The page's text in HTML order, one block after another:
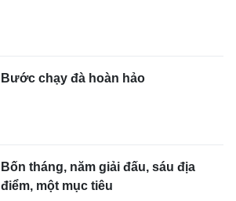
Bước chạy đà hoàn hảo
Bốn tháng, năm giải đấu, sáu địa
điểm, một mục tiêu